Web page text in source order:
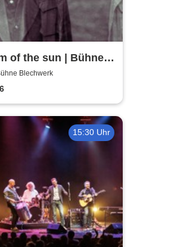
of the sun | Bühne
Blechwerk
15:30 Uhr